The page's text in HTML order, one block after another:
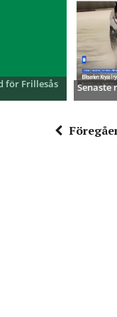
för Frillesås Senaste